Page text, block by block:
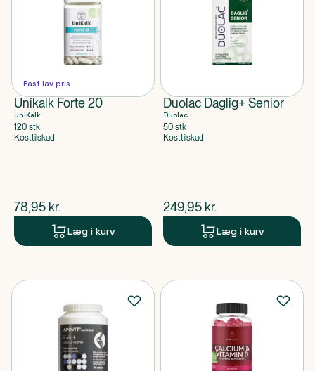
Fast lav pris
Unikalk Forte 20
UniKalk
120 stk
Kosttilskud
$nuværende pris
78,95 kr.
Læg i kurv
Duolac Daglig+ Senior
Duolac
50 stk
Kosttilskud
$nuværende pris
249,95 kr.
Læg i kurv